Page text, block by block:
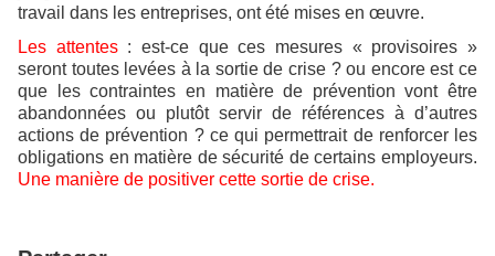
travail dans les entreprises, ont été mises en œuvre.
Les attentes: est-ce que ces mesures « provisoires »
seront toutes levées à la sortie de crise ? ou encore est ce
que les contraintes en matière de prévention vont être
abandonnées ou plutôt servir de références à d’autres
actions de prévention ? ce qui permettrait de renforcer les
obligations en matière de sécurité de certains employeurs.
Une manière de positiver cette sortie de crise.